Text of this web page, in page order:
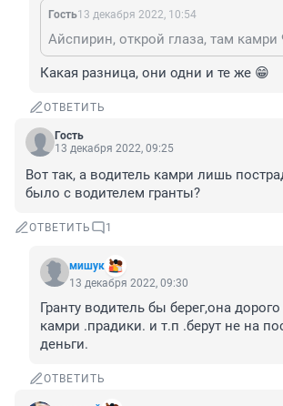
Гость13 декабря 2022, 10:54
Какая разница, они одни и те же 😁
ОТВЕТИТЬ
Гость
13 декабря 2022, 09:25
Вот так, а водитель камри лишь
было с водителем гранты?
ОТВЕТИТЬ 1
мишук
13 декабря 2022, 09:30
Гранту водитель бы берег,она
камри .прадики. и т.п .берут не на
деньги.
ОТВЕТИТЬ